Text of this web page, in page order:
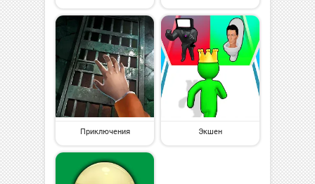
Приключения Экшен